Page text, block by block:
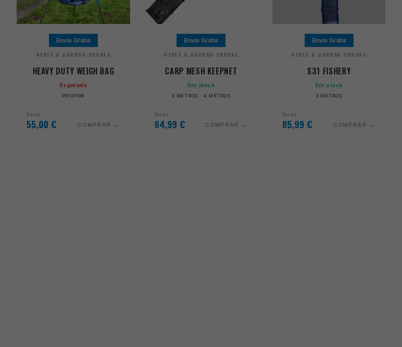
Envio Grátis
REDES & GUARDA-CHUVAS
HEAVY DUTY WEIGH BAG
Esgotado
P0130109
Desde
55,00 € COMPRAR
Envio Grátis
REDES & GUARDA-CHUVAS
CARP MESH KEEPNET
Em stock
3 METROS · 4 METROS
Desde
64,99 € COMPRAR
Envio Grátis
REDES & GUARDA-CHUVAS
S31 FISHERY
Em stock
3 METROS
Desde
85,99 € COMPRAR